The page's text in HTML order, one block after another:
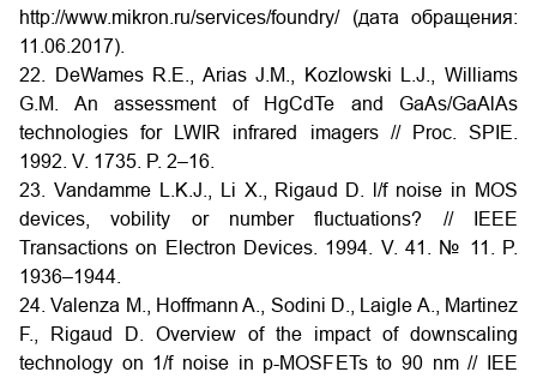
http://www.mikron.ru/services/foundry/ (дата обращения:
11.06.2017).
22. DeWames R.E., Arias J.M., Kozlowski L.J., Williams
G.M. An assessment of HgCdTe and GaAs/GaAlAs
technologies for LWIR infrared imagers // Proc. SPIE.
1992. V. 1735. P. 2–16.
23. Vandamme L.K.J., Li X., Rigaud D. l/f noise in MOS
devices, vobility or number fluctuations? // IEEE
Transactions on Electron Devices. 1994. V. 41. № 11. P.
1936–1944.
24. Valenza M., Hoffmann A., Sodini D., Laigle A., Martinez
F., Rigaud D. Overview of the impact of downscaling
technology on 1/f noise in p-MOSFETs to 90 nm // IEE